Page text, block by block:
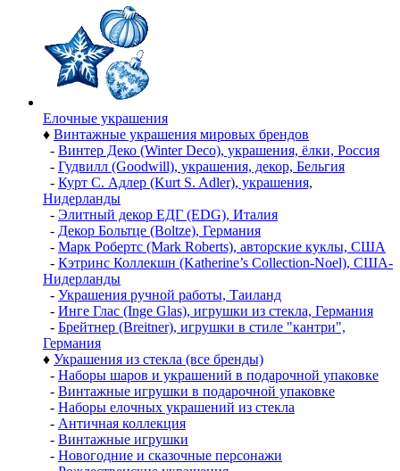
Елочные украшения
♦ Винтажные украшения мировых брендов
- Винтер Деко (Winter Deco), украшения, ёлки, Россия
- Гудвилл (Goodwill), украшения, декор, Бельгия
- Курт С. Адлер (Kurt S. Adler), украшения,
Нидерланды
- Элитный декор ЕДГ (EDG), Италия
- Декор Больтце (Boltze), Германия
- Марк Робертс (Mark Roberts), авторские куклы, США
- Кэтринс Коллекшн (Katherine’s Collection-Noel), США-
Нидерланды
- Украшения ручной работы, Таиланд
- Инге Глас (Inge Glas), игрушки из стекла, Германия
- Брейтнер (Breitner), игрушки в стиле "кантри",
Германия
♦ Украшения из стекла (все бренды)
- Наборы шаров и украшений в подарочной упаковке
- Винтажные игрушки в подарочной упаковке
- Наборы елочных украшений из стекла
- Античная коллекция
- Винтажные игрушки
- Новогодние и сказочные персонажи